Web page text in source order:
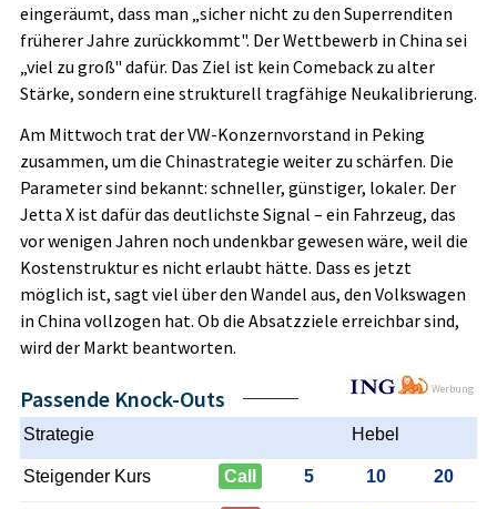
eingeräumt, dass man „sicher nicht zu den Superrenditen
früherer Jahre zurückkommt". Der Wettbewerb in China sei
„viel zu groß" dafür. Das Ziel ist kein Comeback zu alter
Stärke, sondern eine strukturell tragfähige Neukalibrierung.
Am Mittwoch trat der VW-Konzernvorstand in Peking
zusammen, um die Chinastrategie weiter zu schärfen. Die
Parameter sind bekannt: schneller, günstiger, lokaler. Der
Jetta X ist dafür das deutlichste Signal – ein Fahrzeug, das
vor wenigen Jahren noch undenkbar gewesen wäre, weil die
Kostenstruktur es nicht erlaubt hätte. Dass es jetzt
möglich ist, sagt viel über den Wandel aus, den Volkswagen
in China vollzogen hat. Ob die Absatzziele erreichbar sind,
wird der Markt beantworten.
Werbung
Passende Knock-Outs
Strategie Hebel
Steigender Kurs Call 5 10 20